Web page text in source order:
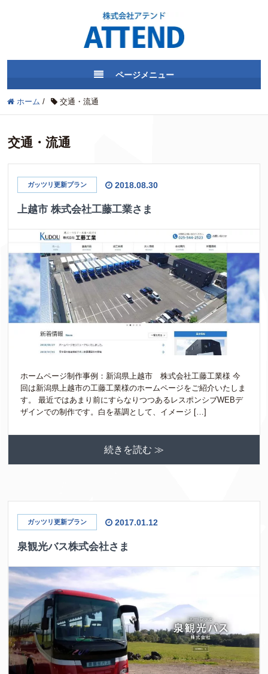
ページメニュー
ホーム / 交通・流通
交通・流通
ガッツリ更新プラン 2018.08.30
上越市 株式会社工藤工業さま
ホームページ制作事例：新潟県上越市 株式会社工藤工業様 今
回は新潟県上越市の工藤工業様のホームページをご紹介いたしま
す。 最近ではあまり前にすらなりつつあるレスポンシブWEBデ
ザインでの制作です。白を基調として、イメージ […]
続きを読む ≫
ガッツリ更新プラン 2017.01.12
泉観光バス株式会社さま